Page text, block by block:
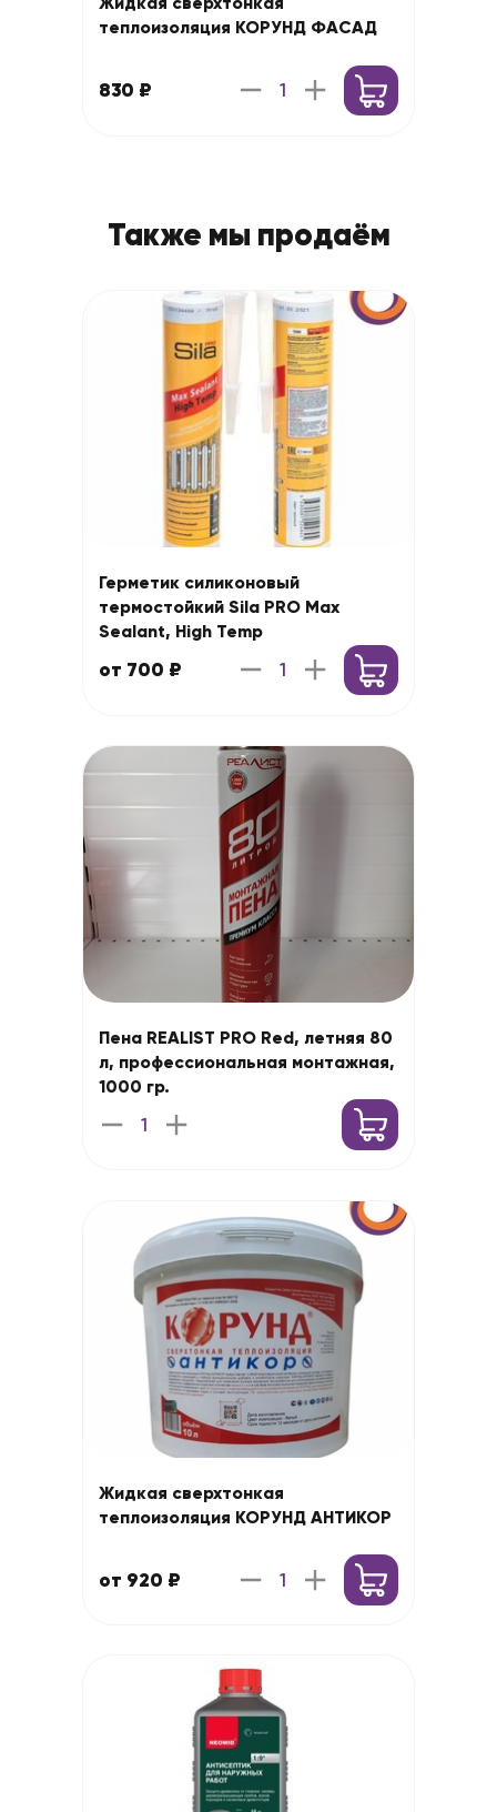
теплоизоляция КОРУНД ФАСАД
830 ₽
Также мы продаём
Герметик силиконовый
термостойкий Sila PRO Max
Sealant, High Temp
от 700 ₽
Пена REALIST PRO Red, летняя 80
л, профессиональная монтажная,
1000 гр.
Жидкая сверхтонкая
теплоизоляция КОРУНД АНТИКОР
от 920 ₽